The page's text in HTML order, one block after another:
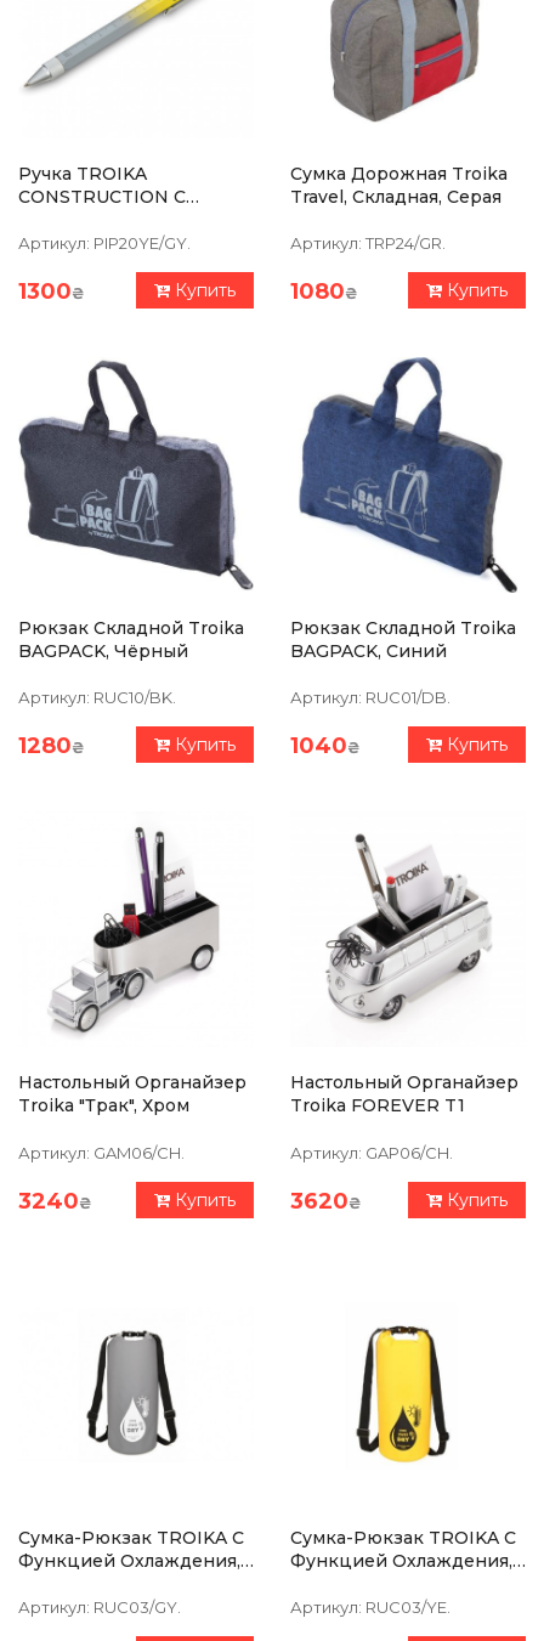
Ручка TROIKA
CONSTRUCTION С
Стилусом,плоской/
Отверткой И Уровнем,
Серо-Желтая
Артикул: PIP20YE/GY.
1300₴ Купить
Сумка Дорожная Troika
Travel, Складная, Серая
Артикул: TRP24/GR.
1080₴ Купить
Рюкзак Складной Troika
BAGPACK, Чёрный
Артикул: RUC10/BK.
1280₴ Купить
Рюкзак Складной Troika
BAGPACK, Синий
Артикул: RUC01/DB.
1040₴ Купить
Настольный Органайзер
Troika "Трак", Хром
Артикул: GAM06/CH.
3240₴ Купить
Настольный Органайзер
Troika FOREVER T1
Артикул: GAP06/CH.
3620₴ Купить
Сумка-Рюкзак TROIKA С
Функцией Охлаждения,
Артикул: RUC03/GY.
Сумка-Рюкзак TROIKA С
Функцией Охлаждения,
Артикул: RUC03/YE.